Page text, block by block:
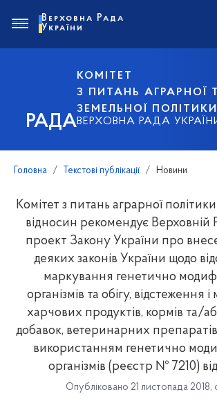
РАДА
КОМІТЕТ
З ПИТАНЬ АГРАРНОЇ
ЗЕМЕЛЬНОЇ ПОЛІТИКИ
ВЕРХОВНА РАДА
Верховна Рада
України
Головна Текстові публікації Новини
Комітет з питань аграрної
відносин рекомендує Верховній
проект Закону України про
деяких законів України щодо
маркування генетично
організмів та обігу, відстеження
харчових продуктів, кормів та/
добавок, ветеринарних
використанням генетично
організмів (реєстр № 7210)
Опубліковано 21 листопада 2018,